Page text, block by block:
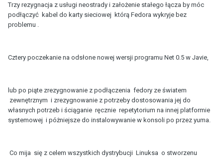
Trzy rezygnacja z usługi neostrady i założenie stałego łącza by móc
podłączyć kabel do karty sieciowej którą Fedora wykryje bez
problemu .
Cztery poczekanie na odsłone nowej wersji programu Net 0.5 w Javie,
lub po piąte zrezygnowanie z podłączenia fedory ze światem
zewnętrznym i zrezygnowanie z potrzeby dostosowania jej do
własnych potrzeb i ściąganie ręcznie repetytorium na innej platformie
systemowej i póżniejsze do instalowywanie w konsoli po przez yuma.
Co mija się z celem wszystkich dystrybucji Linuksa o stworzenu